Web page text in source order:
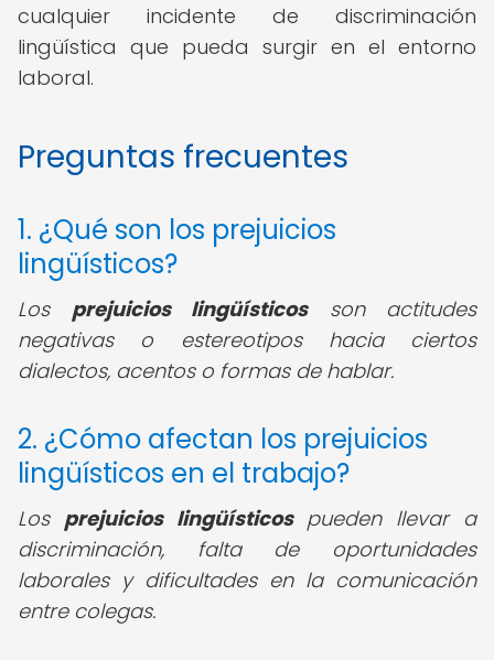
cualquier incidente de discriminación
lingüística que pueda surgir en el entorno
laboral.
Preguntas frecuentes
1. ¿Qué son los prejuicios
lingüísticos?
Los prejuicios lingüísticosson actitudes
negativas o estereotipos hacia ciertos
dialectos, acentos o formas de hablar.
2. ¿Cómo afectan los prejuicios
lingüísticos en el trabajo?
Los prejuicios lingüísticospueden llevar a
discriminación, falta de oportunidades
laborales y dificultades en la comunicación
entre colegas.